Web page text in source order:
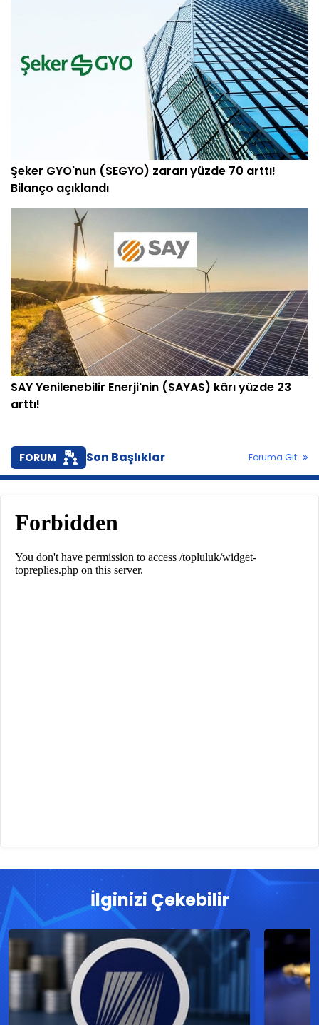
Şeker GYO'nun (SEGYO) zararı yüzde 70 arttı!
Bilanço açıklandı
SAY Yenilenebilir Enerji'nin (SAYAS) kârı yüzde 23
arttı!
FORUM Son Başlıklar Foruma Git
İlginizi Çekebilir